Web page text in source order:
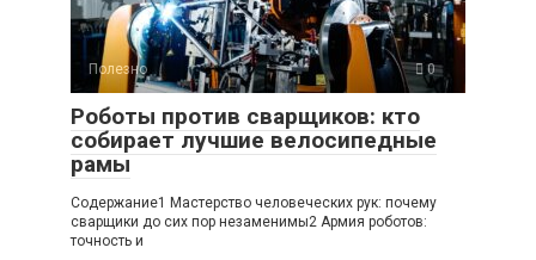
Полезно 0
Роботы против сварщиков: кто
собирает лучшие велосипедные
рамы
Содержание1 Мастерство человеческих рук: почему
сварщики до сих пор незаменимы2 Армия роботов:
точность и